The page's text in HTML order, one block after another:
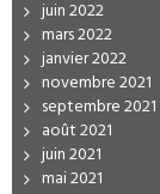
juin 2022
mars 2022
janvier 2022
novembre 2021
septembre 2021
août 2021
juin 2021
mai 2021